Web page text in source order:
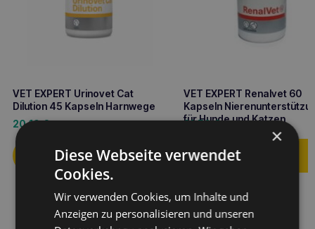
VET EXPERT Urinovet Cat
Dilution 45 Kapseln Harnwege
20,10€
VET EXPERT Renalvet 60
Kapseln
für Hunde und Katzen
21,50€
×
Diese Webseite verwendet
Cookies.
Wir verwenden Cookies, um Inhalte und
Anzeigen zu personalisieren und unseren